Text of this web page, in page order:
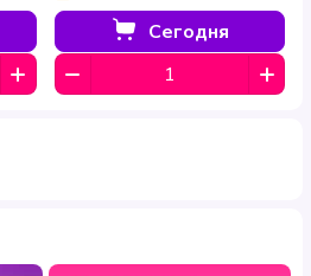
говядиной в соусе витамины
Перл 75 г
Сегодня